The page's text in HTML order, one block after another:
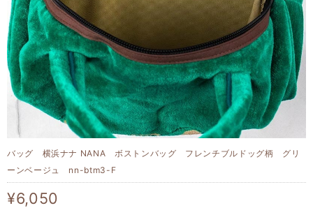
バッグ 横浜ナナ NANA ボストンバッグ フレンチブルドッグ柄 グリ
ーンベージュ nn-btm3-F
¥6,050